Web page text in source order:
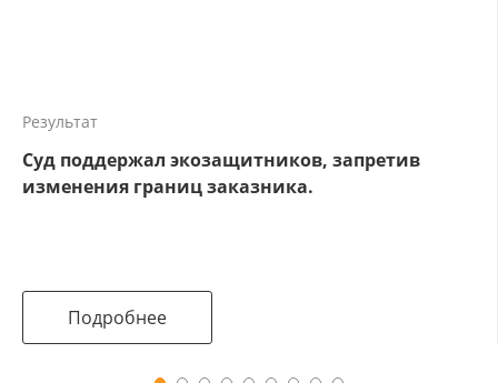
Результат
Суд поддержал экозащитников, запретив
изменения границ заказника.
Подробнее